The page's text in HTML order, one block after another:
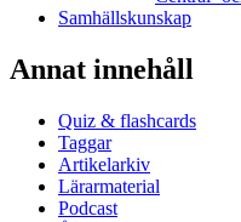
Samhällskunskap
Annat innehåll
Quiz & flashcards
Taggar
Artikelarkiv
Lärarmaterial
Podcast